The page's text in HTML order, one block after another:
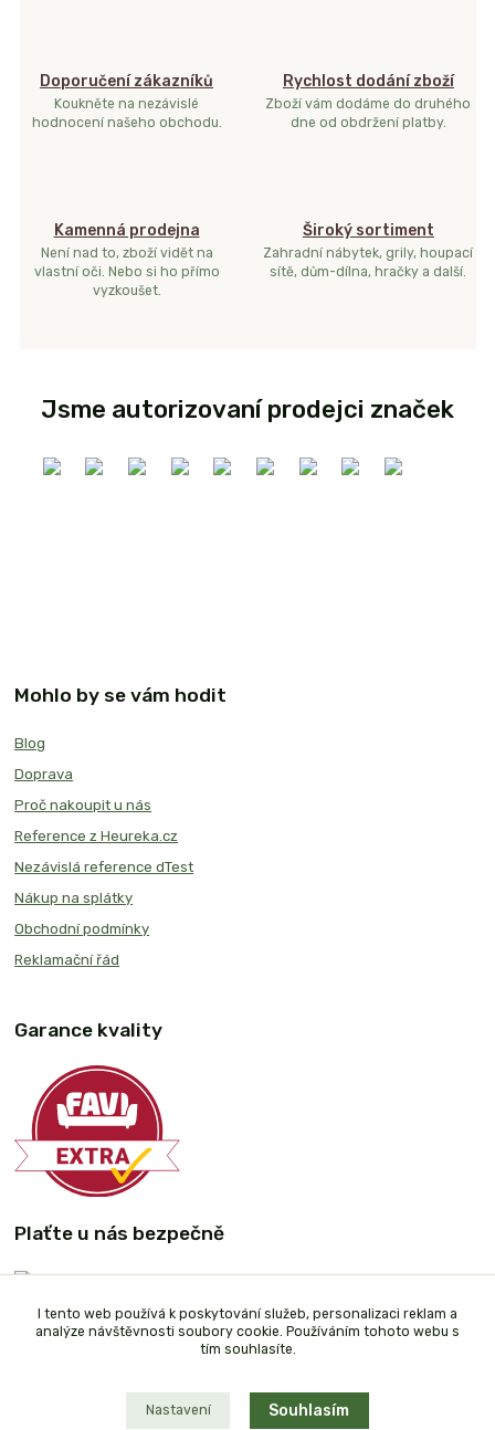
Doporučení zákazníků
Koukněte na nezávislé
hodnocení našeho obchodu.
Rychlost dodání zboží
Zboží vám dodáme do druhého
dne od obdržení platby.
Kamenná prodejna
Není nad to, zboží vidět na
vlastní oči. Nebo si ho přímo
vyzkoušet.
Široký sortiment
Zahradní nábytek, grily, houpací
sítě, dům-dílna, hračky a další.
Jsme autorizovaní prodejci značek
Mohlo by se vám hodit
Blog
Doprava
Proč nakoupit u nás
Reference z Heureka.cz
Nezávislá reference dTest
Nákup na splátky
Obchodní podmínky
Reklamační řád
Garance kvality
Plaťte u nás bezpečně
I tento web používá k poskytování služeb, personalizaci reklam a
analýze návštěvnosti soubory cookie. Používáním tohoto webu s
tím souhlasíte.
Nastavení Souhlasím